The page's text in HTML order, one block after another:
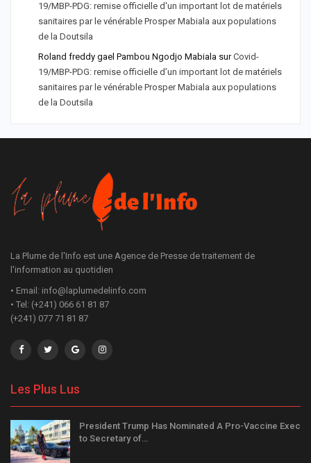
19/MBP-PDG: remise officielle d'un important lot de matériels
sanitaires par le vénérable Prosper Mabiala aux populations
de la Doutsila
Roland freddy gael Pambou Ngodjo Mabiala surCovid-
19/MBP-PDG: remise officielle d’un important lot de matériels
sanitaires par le vénérable Prosper Mabiala aux populations
de la Doutsila
La Plume de l'Info est une Agence de Presse de traitement de
l'information au quotidien
• Email: info@laplumedelinfo.com
• Tel: (+241) 066 61 81 87
(+241) 077 71 81 87
Les Plus Lus
President Trump Has Nominated A Pro-Vaccine Exec
to Secretary of…